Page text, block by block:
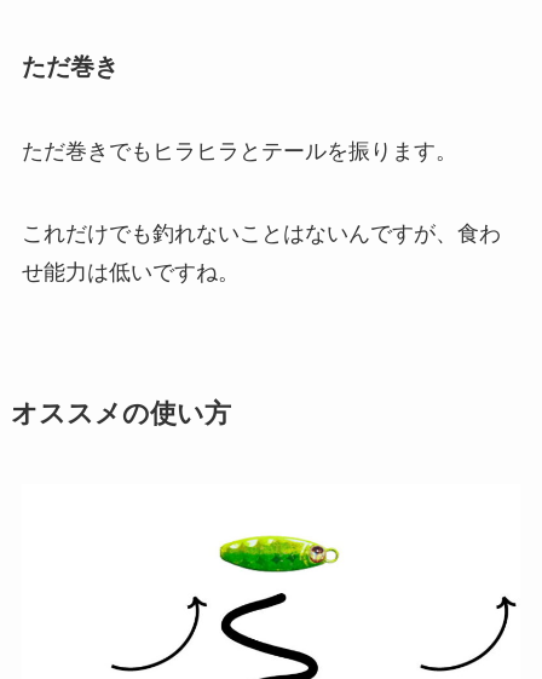
ただ巻き
ただ巻きでもヒラヒラとテールを振ります。
これだけでも釣れないことはないんですが、食わ
せ能力は低いですね。
オススメの使い方